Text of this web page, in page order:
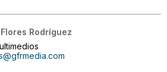
Rodríguez